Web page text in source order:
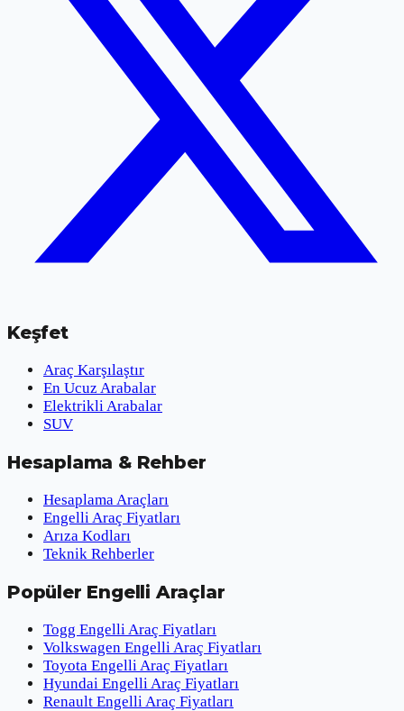
Keşfet
Araç Karşılaştır
En Ucuz Arabalar
Elektrikli Arabalar
SUV
Hesaplama & Rehber
Hesaplama Araçları
Engelli Araç Fiyatları
Arıza Kodları
Teknik Rehberler
Popüler Engelli Araçlar
Togg Engelli Araç Fiyatları
Volkswagen Engelli Araç Fiyatları
Toyota Engelli Araç Fiyatları
Hyundai Engelli Araç Fiyatları
Renault Engelli Araç Fiyatları